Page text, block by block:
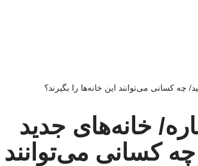
چه کسانی می‌توانند این خانه‌ها را بگیرند؟
خانه‌های جدید
کسانی می‌توانند